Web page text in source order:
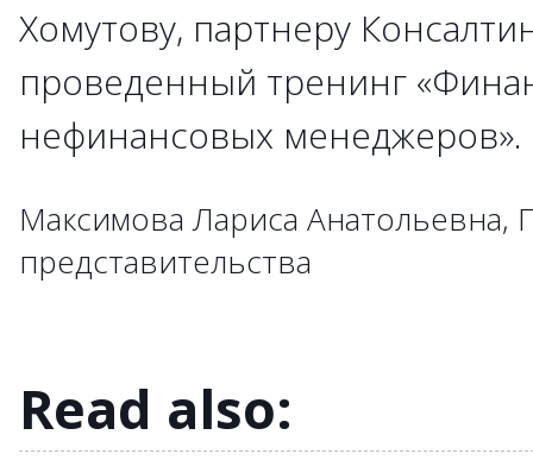
Хомутову, партнеру
проведенный тренинг
нефинансовых
Максимова Лариса Анатольевна,
представительства
→
→
→
→
→
→
→
→
→
→
→
→
→
→
→
→
→
→
→
→
→
→
→
Read also: